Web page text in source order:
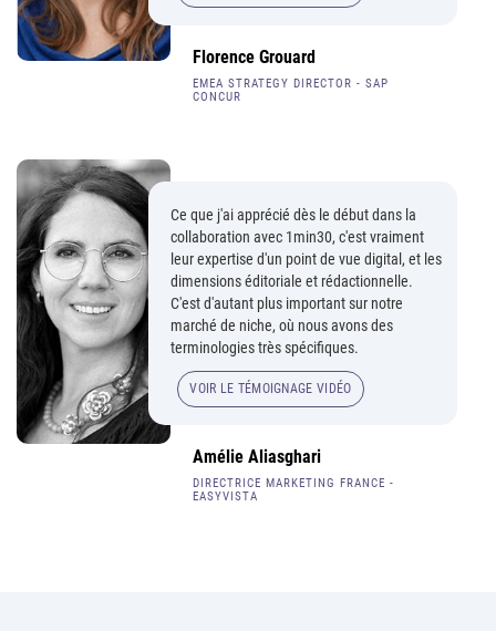
Florence Grouard
EMEA STRATEGY DIRECTOR - SAP
CONCUR
Ce que j'ai apprécié dès le début dans la
collaboration avec 1min30, c'est vraiment
leur expertise d'un point de vue digital, et les
dimensions éditoriale et rédactionnelle.
C'est d'autant plus important sur notre
marché de niche, où nous avons des
terminologies très spécifiques.
VOIR LE TÉMOIGNAGE VIDÉO
Amélie Aliasghari
DIRECTRICE MARKETING FRANCE -
EASYVISTA